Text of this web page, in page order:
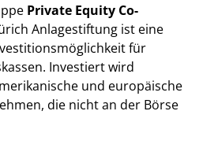
Private Equity Co-
Anlagestiftung ist eine
für
Investiert wird
und europäische
die nicht an der Börse